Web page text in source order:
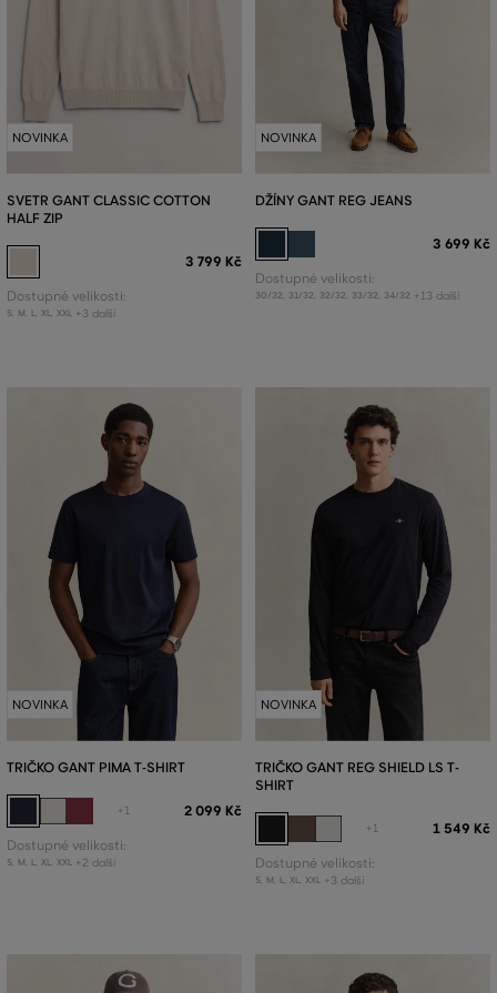
NOVINKA
SVETR GANT CLASSIC COTTON
HALF ZIP
3 799 Kč
Dostupné velikosti:
S, M L, XL, XXL +3 další
NOVINKA
DŽÍNY GANT REG JEANS
3 699 Kč
Dostupné velikosti:
30/32 31/32 32/32 33/32 34/32 +13 další
NOVINKA
TRIČKO GANT PIMA T-SHIRT
+1 2 099 Kč
Dostupné velikosti:
S, M L, XL, XXL +2 další
NOVINKA
TRIČKO GANT REG SHIELD LS T-
SHIRT
+1 1 549 Kč
Dostupné velikosti:
S, M L, XL, XXL +3 další